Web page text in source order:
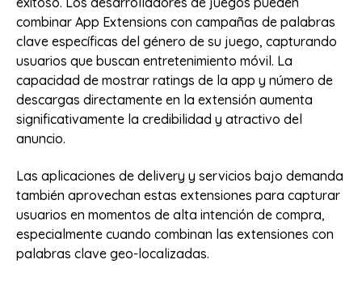
combinar App Extensions con campañas de palabras
clave específicas del género de su juego, capturando
usuarios que buscan entretenimiento móvil. La
capacidad de mostrar ratings de la app y número de
descargas directamente en la extensión aumenta
significativamente la credibilidad y atractivo del
anuncio.
Las aplicaciones de delivery y servicios bajo demanda
también aprovechan estas extensiones para capturar
usuarios en momentos de alta intención de compra,
especialmente cuando combinan las extensiones con
palabras clave geo-localizadas.